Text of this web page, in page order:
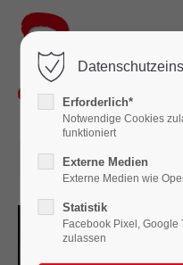
Login
Benutzername
Passwort
24.07.2025 08:00
Erforderlich*
Notwendige Cookies
funktioniert
Externe Medien
Externe Medien wie
Statistik
Facebook Pixel,
zulassen